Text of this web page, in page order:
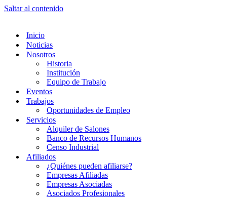
Saltar al contenido
Inicio
Noticias
Nosotros
Historia
Institución
Equipo de Trabajo
Eventos
Trabajos
Oportunidades de Empleo
Servicios
Alquiler de Salones
Banco de Recursos Humanos
Censo Industrial
Afiliados
¿Quiénes pueden afiliarse?
Empresas Afiliadas
Empresas Asociadas
Asociados Profesionales